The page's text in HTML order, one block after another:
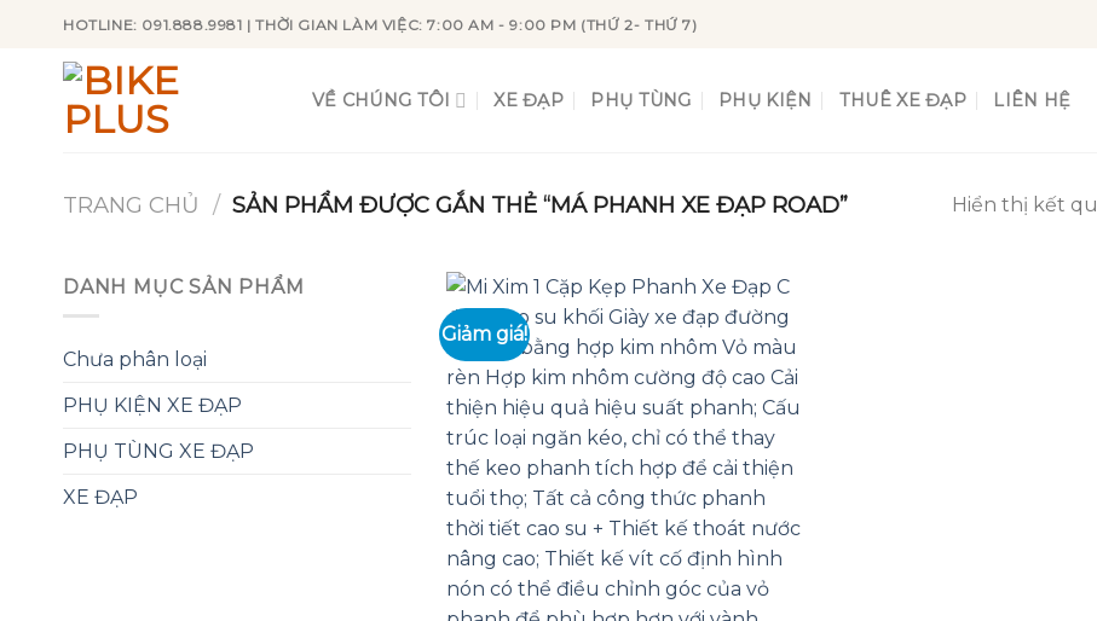
content
HOTLINE: 091.888.9981 | THỜI GIAN LÀM VIỆC: 7:00 AM - 9:00 PM (THỨ 2- THỨ 7)
VỀ CHÚNG TÔI XE ĐẠP PHỤ TÙNG PHỤ KIỆN THUÊ XE ĐẠP LIÊN HỆ
TRANG CHỦ / SẢN PHẨM ĐƯỢC GẮN THẺ “MÁ PHANH XE ĐẠP ROAD” Hiển thị kết
DANH MỤC SẢN PHẨM
Chưa phân loại
PHỤ KIỆN XE ĐẠP
PHỤ TÙNG XE ĐẠP
XE ĐẠP
Giảm giá!
wishlist